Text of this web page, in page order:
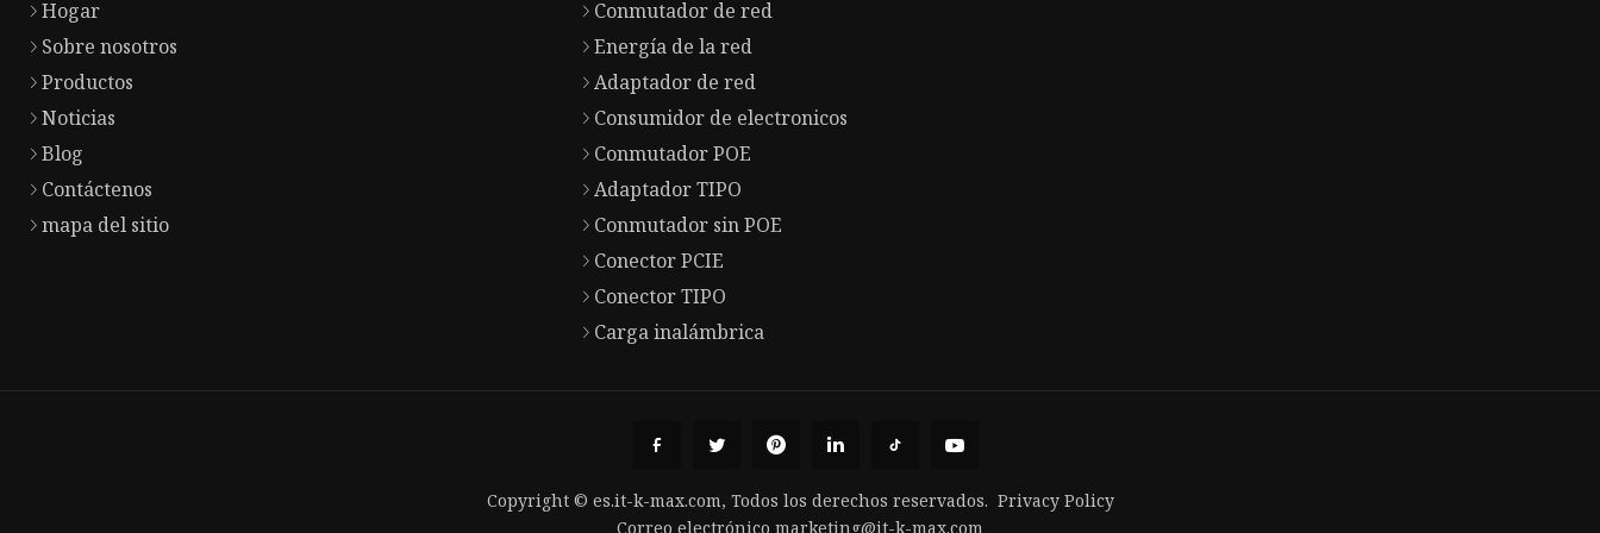
Hogar
Sobre nosotros
Productos
Noticias
Blog
Contáctenos
mapa del sitio
Conmutador de red
Energía de la red
Adaptador de red
Consumidor de electronicos
Conmutador POE
Adaptador TIPO
Conmutador sin POE
Conector PCIE
Conector TIPO
Carga inalámbrica
Copyright © es.it-k-max.com, Todos los derechos reservados. Privacy Policy
Correo electrónico marketing@it-k-max.com